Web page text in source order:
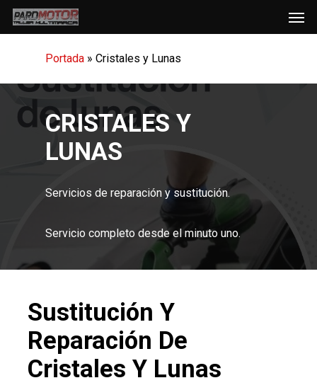
Skip
to
Portada » Cristales y Lunas
CRISTALES Y
LUNAS
Servicios de reparación y sustitución.
Servicio completo desde el minuto uno.
Sustitución Y
Reparación De
Cristales Y Lunas